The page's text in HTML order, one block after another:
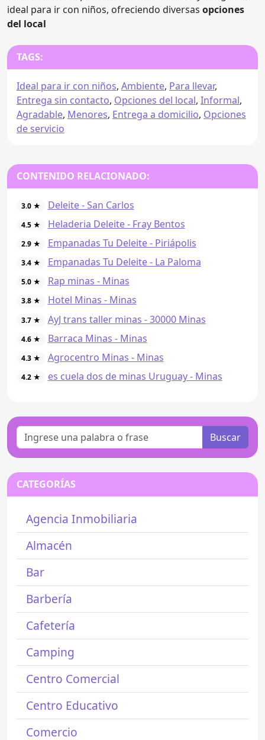
ideal para ir con niños, ofreciendo diversas opciones
del local
TAGS:
Ideal para ir con niños, Ambiente, Para llevar,
Entrega sin contacto, Opciones del local, Informal,
Agradable, Menores, Entrega a domicilio, Opciones
de servicio
CONTENIDO RELACIONADO:
3.0 ★ Deleite - San Carlos
4.5 ★ Heladeria Deleite - Fray Bentos
2.9 ★ Empanadas Tu Deleite - Piriápolis
3.4 ★ Empanadas Tu Deleite - La Paloma
5.0 ★ Rap minas - Minas
3.8 ★ Hotel Minas - Minas
3.7 ★ AyJ trans taller minas - 30000 Minas
4.6 ★ Barraca Minas - Minas
4.3 ★ Agrocentro Minas - Minas
4.2 ★ es cuela dos de minas Uruguay - Minas
Buscar
CATEGORÍAS
Agencia Inmobiliaria
Almacén
Bar
Barbería
Cafetería
Camping
Centro Comercial
Centro Educativo
Comercio